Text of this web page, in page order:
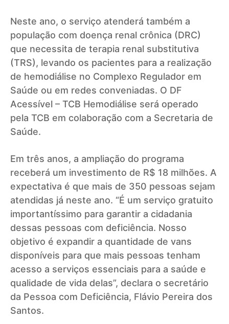
Neste ano, o serviço atenderá também a
população com doença renal crônica (DRC)
que necessita de terapia renal substitutiva
(TRS), levando os pacientes para a realização
de hemodiálise no Complexo Regulador em
Saúde ou em redes conveniadas. O DF
Acessível – TCB Hemodiálise será operado
pela TCB em colaboração com a Secretaria de
Saúde.
Em três anos, a ampliação do programa
receberá um investimento de R$ 18 milhões. A
expectativa é que mais de 350 pessoas sejam
atendidas já neste ano. “É um serviço gratuito
importantíssimo para garantir a cidadania
dessas pessoas com deficiência. Nosso
objetivo é expandir a quantidade de vans
disponíveis para que mais pessoas tenham
acesso a serviços essenciais para a saúde e
qualidade de vida delas”, declara o secretário
da Pessoa com Deficiência, Flávio Pereira dos
Santos.